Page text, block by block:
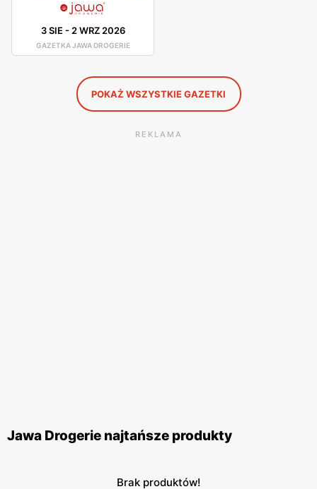
nowościach. Stałe klientki mogą liczyć na wspaniałe
promocje, dzięki którym zaoszczędzą na
codziennych zakupach.
3 SIE-2 WRZ 2026
GAZETKA JAWA DROGERIE
POKAŻ WSZYSTKIE GAZETKI
REKLAMA
Jawa Drogerie najtańsze produkty
Brak produktów!